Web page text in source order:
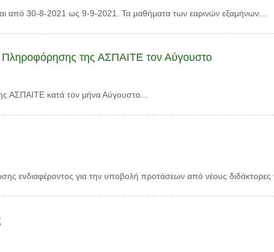
από 30-8-2021 ως 9-9-2021. Τα μαθήματα των εαρινών εξαμήνων...
Πληροφόρησης της ΑΣΠΑΙΤΕ τον Αύγουστο
ΑΣΠΑΙΤΕ κατά τον μήνα Αύγουστο...
ενδιαφέροντος για την υποβολή προτάσεων από νέους διδάκτορες